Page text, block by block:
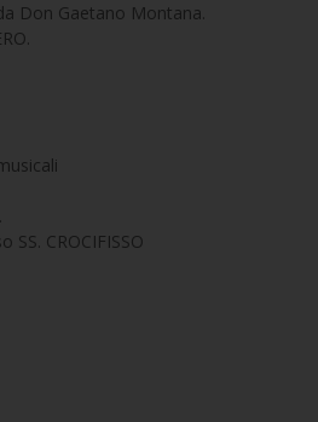
Don Gaetano Montana.
CROCIFISSO